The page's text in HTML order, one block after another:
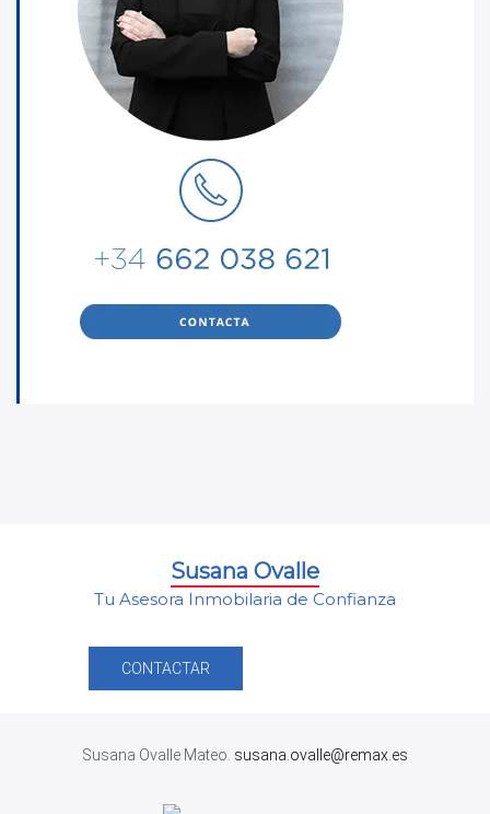
Susana Ovalle
Tu Asesora Inmobilaria de Confianza
CONTACTAR
Susana Ovalle Mateo. susana.ovalle@remax.es